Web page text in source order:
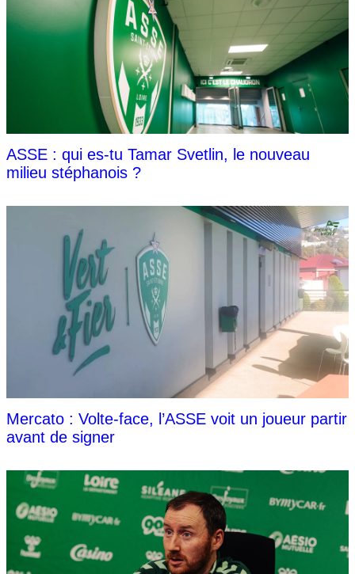
ASSE : qui es-tu Tamar Svetlin, le nouveau
milieu stéphanois ?
Mercato : Volte-face, l’ASSE voit un joueur partir
avant de signer